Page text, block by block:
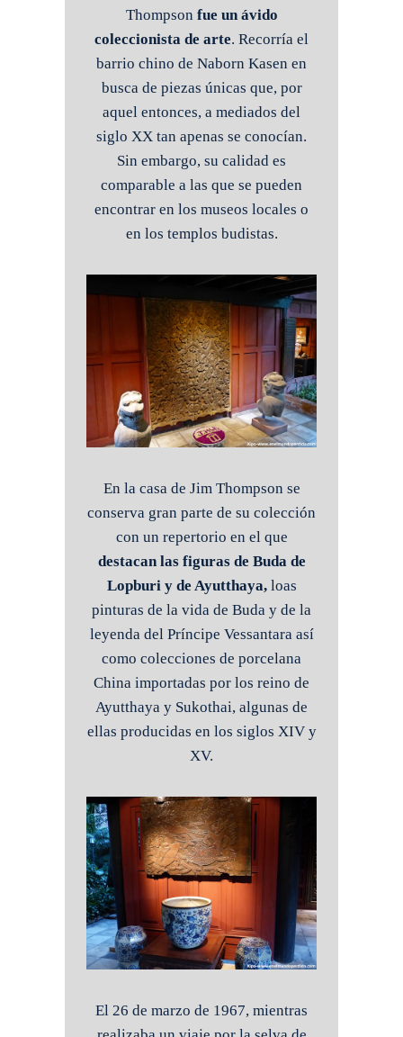
Thompson fue un ávido
coleccionista de arte. Recorría el
barrio chino de Naborn Kasen en
busca de piezas únicas que, por
aquel entonces, a mediados del
siglo XX tan apenas se conocían.
Sin embargo, su calidad es
comparable a las que se pueden
encontrar en los museos locales o
en los templos budistas.
En la casa de Jim Thompson se
conserva gran parte de su colección
con un repertorio en el que
destacan las figuras de Buda de
Lopburi y de Ayutthaya,loas
pinturas de la vida de Buda y de la
leyenda del Príncipe Vessantara así
como colecciones de porcelana
China importadas por los reino de
Ayutthaya y Sukothai, algunas de
ellas producidas en los siglos XIV y
XV.
El 26 de marzo de 1967, mientras